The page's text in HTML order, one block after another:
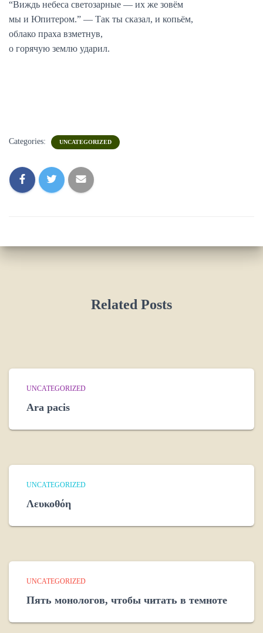
“Виждь небеса светозарные — их же зовём
мы и Юпитером.” — Так ты сказал, и копьём,
облако праха взметнув,
о горячую землю ударил.
Categories: UNCATEGORIZED
Related Posts
UNCATEGORIZED
Ara pacis
UNCATEGORIZED
Λευκοθόη
UNCATEGORIZED
Пять монологов, чтобы читать в темноте